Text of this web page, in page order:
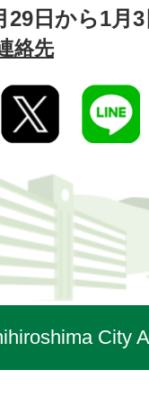
29日から1月
絡先
City